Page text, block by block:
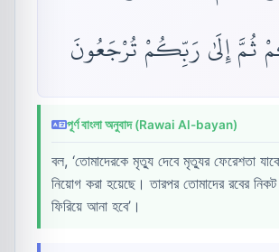
ثُمَّ إِلَىٰ رَبِّكُمْ تُرْجَعُونَ
পূর্ণ বাংলা অনুবাদ (Rawai Al-bayan)
বল, ‘তোমাদেরকে মৃত্যু দেবে মৃত্যুর ফেরেশতা
নিয়োগ করা হয়েছে। তারপর তোমাদের রবের
ফিরিয়ে আনা হবে’।